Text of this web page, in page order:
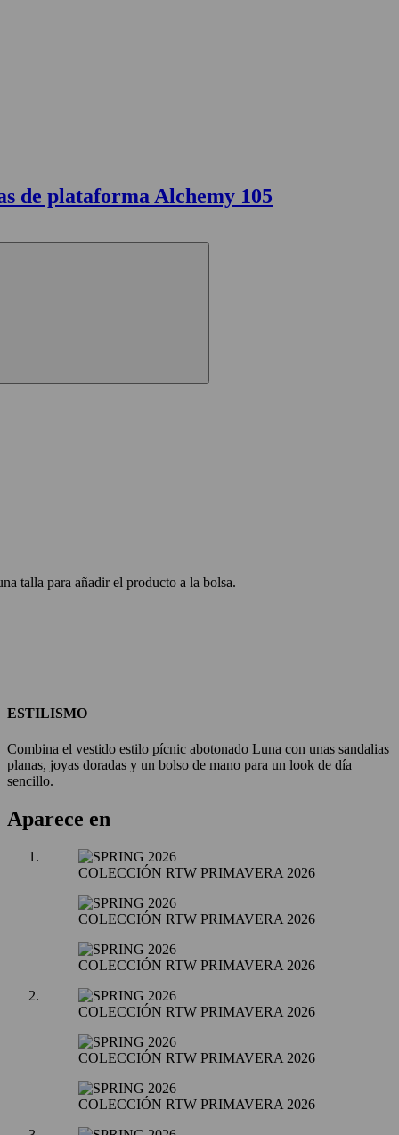
de plataforma Alchemy 105
talla para añadir el producto a la bolsa.
ESTILISMO
Combina el vestido estilo pícnic abotonado Luna con unas sandalias
planas, joyas doradas y un bolso de mano para un look de día
sencillo.
Aparece en
COLECCIÓN RTW PRIMAVERA 2026
COLECCIÓN RTW PRIMAVERA 2026
COLECCIÓN RTW PRIMAVERA 2026
COLECCIÓN RTW PRIMAVERA 2026
COLECCIÓN RTW PRIMAVERA 2026
COLECCIÓN RTW PRIMAVERA 2026